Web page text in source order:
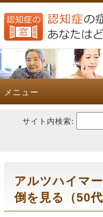
メニュー
サイト内検索:
アルツハイマ
倒を見る（50代